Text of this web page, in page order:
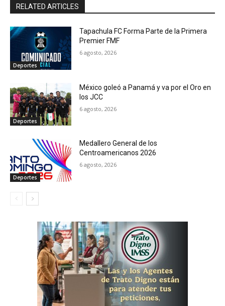
RELATED ARTICLES
Deportes
Tapachula FC Forma Parte de la Primera
Premier FMF
6 agosto, 2026
Deportes
México goleó a Panamá y va por el Oro en
los JCC
6 agosto, 2026
Deportes
Medallero General de los
Centroamericanos 2026
6 agosto, 2026